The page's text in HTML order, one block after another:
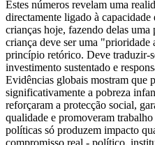
Estes números revelam uma
directamente ligado à capacidade
crianças hoje, fazendo delas
criança deve ser uma "prioridade
princípio retórico. Deve traduzir-
investimento sustentado e
Evidências globais mostram que
significativamente a pobreza
reforçaram a protecção social,
qualidade e promoveram
políticas só produzem impacto
compromisso real - político,